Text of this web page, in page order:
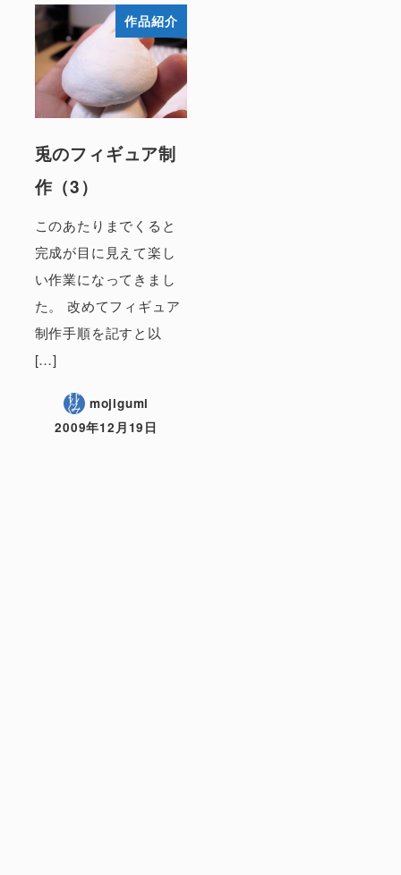
作品紹介
兎のフィギュア制
作（3）
このあたりまでくると
完成が目に見えて楽し
い作業になってきまし
た。 改めてフィギュア
制作手順を記すと以
[…]
mojigumi
2009年12月19日